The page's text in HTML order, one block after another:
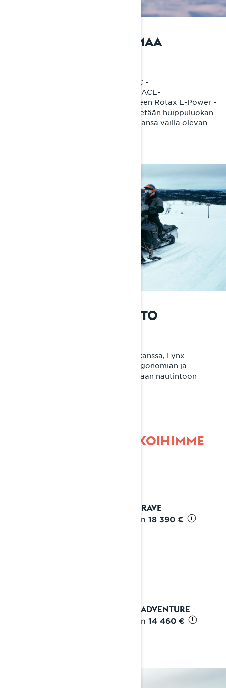
ALAN JOHTAVAA VOIMAA
Adrenaliinilla ladatuista Rotax E-TEC -
kaksitahtimoottoreista taloudellisiin ACE-
nelitahtimoottoreihin ja täyssähköiseen Rotax E-Power -
moottoriin, Lynx-reittikelkoissa käytetään huippuluokan
moottoriteknologiaa. Se takaa vertaansa vailla olevan
TEE TALVESTA NAUTINTO
Ajoitpa sitten yksin tai matkustajan kanssa, Lynx-
reittikelkat tarjoavat viimeistellyn ergonomian ja
vaivattoman käsiteltävyyden. Ylimpään nautintoon
TUTUSTU REITTIKELKKOIHIMME
2027 RAVE
Alkaen 18 390 € i
2027 ADVENTURE
Alkaen 14 460 € i